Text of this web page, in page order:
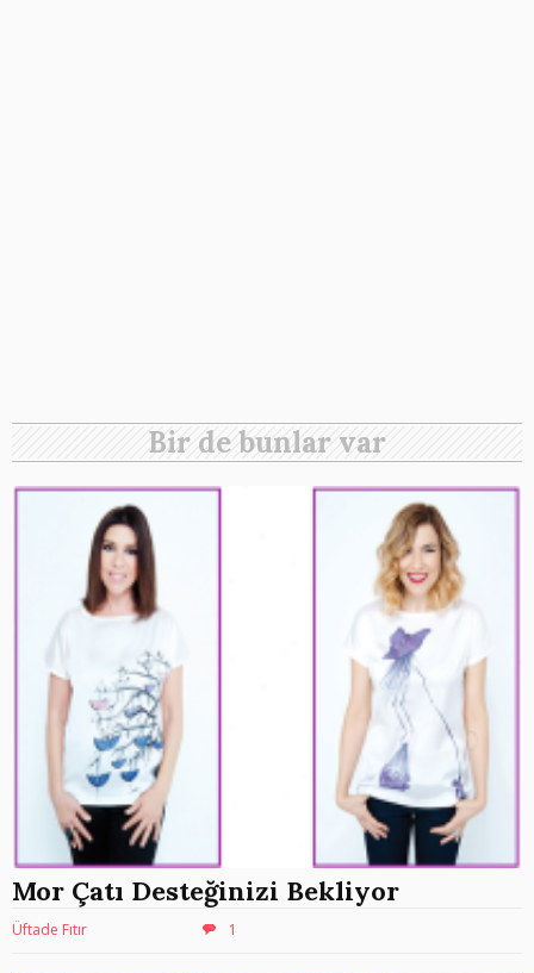
Bir de bunlar var
Mor Çatı Desteğinizi Bekliyor
Üftade Fıtır 1